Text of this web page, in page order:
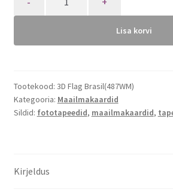
Lisa korvi
Tootekood: 3D Flag Brasil(487WM)
Kategooria: Maailmakaardid
Sildid: fototapeedid, maailmakaardid,
Kirjeldus